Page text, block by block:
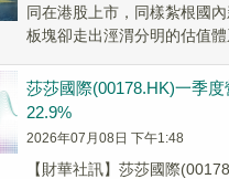
同在港股上市，同樣紮根國
板塊卻走出涇渭分明的估值體
莎莎國際(00178.HK)一季
22.9%
2026年07月08日 下午1:48
【財華社訊】莎莎國際